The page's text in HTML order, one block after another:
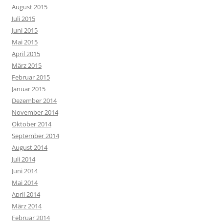
August 2015
Juli 2015
Juni 2015
Mai 2015
April 2015
März 2015
Februar 2015
Januar 2015
Dezember 2014
November 2014
Oktober 2014
September 2014
August 2014
Juli 2014
Juni 2014
Mai 2014
April 2014
März 2014
Februar 2014